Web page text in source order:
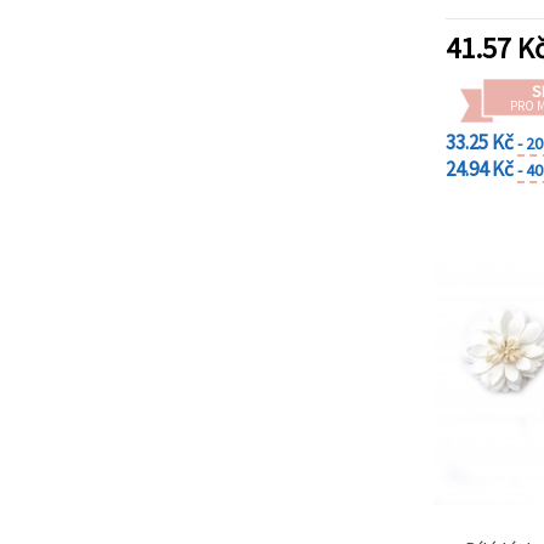
41.57
PRO
33.25 Kč-
24.94 Kč-